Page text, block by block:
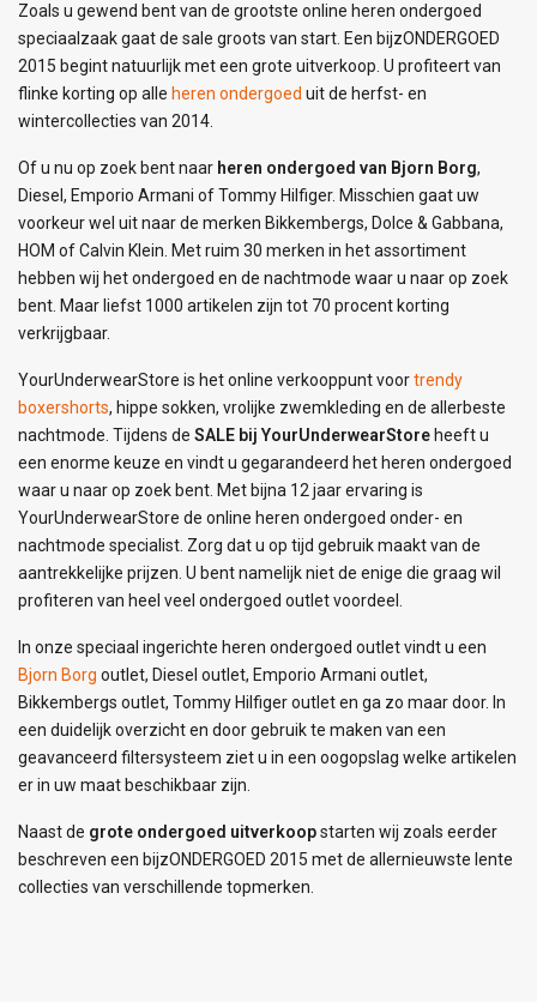
Zoals u gewend bent van de grootste online heren ondergoed
speciaalzaak gaat de sale groots van start. Een bijzONDERGOED
2015 begint natuurlijk met een grote uitverkoop. U profiteert van
flinke korting op alle heren ondergoed uit de herfst- en
wintercollecties van 2014.
Of u nu op zoek bent naar heren ondergoed van Bjorn Borg,
Diesel, Emporio Armani of Tommy Hilfiger. Misschien gaat uw
voorkeur wel uit naar de merken Bikkembergs, Dolce & Gabbana,
HOM of Calvin Klein. Met ruim 30 merken in het assortiment
hebben wij het ondergoed en de nachtmode waar u naar op zoek
bent. Maar liefst 1000 artikelen zijn tot 70 procent korting
verkrijgbaar.
YourUnderwearStore is het online verkooppunt voortrendy
boxershorts, hippe sokken, vrolijke zwemkleding en de allerbeste
nachtmode. Tijdens de SALE bij YourUnderwearStore heeft u
een enorme keuze en vindt u gegarandeerd het heren ondergoed
waar u naar op zoek bent. Met bijna 12 jaar ervaring is
YourUnderwearStore de online heren ondergoed onder- en
nachtmode specialist. Zorg dat u op tijd gebruik maakt van de
aantrekkelijke prijzen. U bent namelijk niet de enige die graag wil
profiteren van heel veel ondergoed outlet voordeel.
In onze speciaal ingerichte heren ondergoed outlet vindt u een
Bjorn Borg outlet, Diesel outlet, Emporio Armani outlet,
Bikkembergs outlet, Tommy Hilfiger outlet en ga zo maar door. In
een duidelijk overzicht en door gebruik te maken van een
geavanceerd filtersysteem ziet u in een oogopslag welke artikelen
er in uw maat beschikbaar zijn.
Naast de grote ondergoed uitverkoopstarten wij zoals eerder
beschreven een bijzONDERGOED 2015 met de allernieuwste lente
collecties van verschillende topmerken.